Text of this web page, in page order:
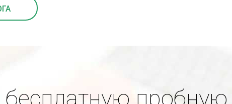
бесплатную пробную